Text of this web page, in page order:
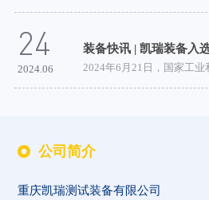
24
2024.06
公司简介
重庆凯瑞测试装备有限公司